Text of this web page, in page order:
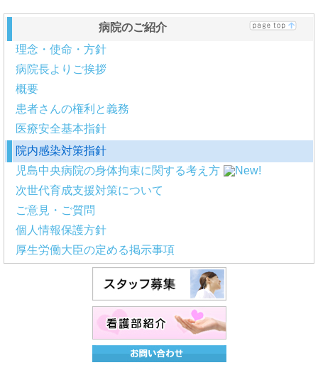
病院のご紹介
理念・使命・方針
病院長よりご挨拶
概要
患者さんの権利と義務
医療安全基本指針
院内感染対策指針
児島中央病院の身体拘束に関する考え方
次世代育成支援対策について
ご意見・ご質問
個人情報保護方針
厚生労働大臣の定める掲示事項